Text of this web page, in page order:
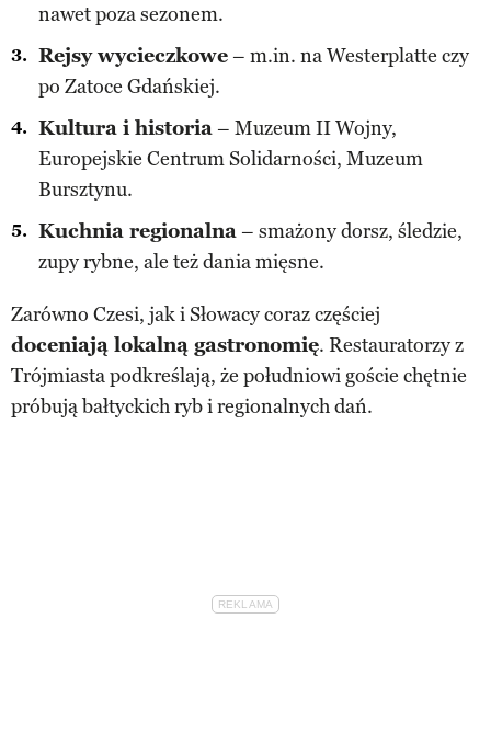
nawet poza sezonem.
Rejsy wycieczkowe– m.in. na Westerplatte czy
po Zatoce Gdańskiej.
Kultura i historia– Muzeum II Wojny,
Europejskie Centrum Solidarności, Muzeum
Bursztynu.
Kuchnia regionalna– smażony dorsz, śledzie,
zupy rybne, ale też dania mięsne.
Zarówno Czesi, jak i Słowacy coraz częściej
doceniają lokalną gastronomię. Restauratorzy z
Trójmiasta podkreślają, że południowi goście chętnie
próbują bałtyckich ryb i regionalnych dań.